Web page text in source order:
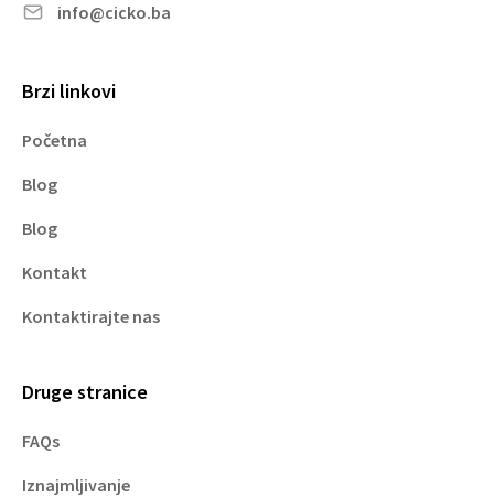
info@cicko.ba
Brzi linkovi
Početna
Blog
Blog
Kontakt
Kontaktirajte nas
Druge stranice
FAQs
Iznajmljivanje